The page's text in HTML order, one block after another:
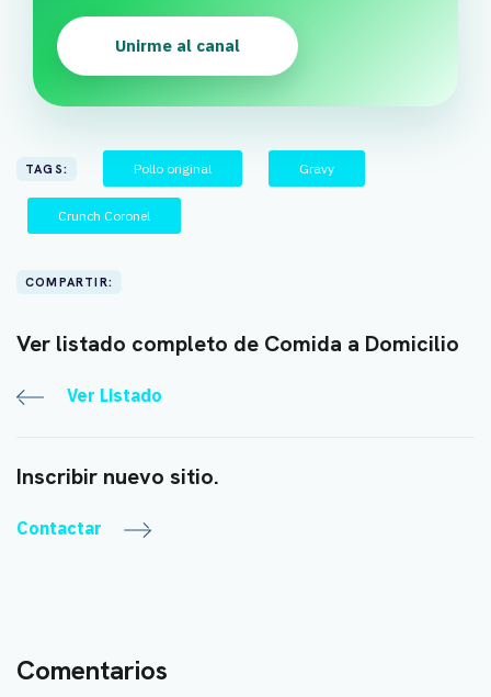
Unirme al canal
TAGS: Pollo original Gravy
Crunch Coronel
COMPARTIR:
Ver listado completo de Comida a Domicilio
Ver Listado
Inscribir nuevo sitio.
Contactar
Comentarios